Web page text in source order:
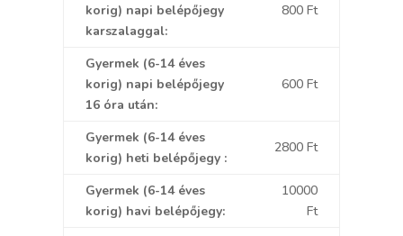
korig) napi belépőjegy
karszalaggal:
800 Ft
Gyermek (6-14 éves
korig) napi belépőjegy
16 óra után:
600 Ft
Gyermek (6-14 éves
korig) heti belépőjegy :
2800 Ft
Gyermek (6-14 éves
korig) havi belépőjegy:
10000
Ft